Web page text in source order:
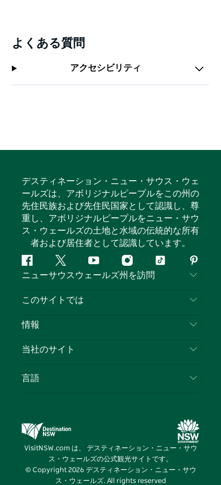
よくある質問
アクセシビリティ
デスティネーション・ニュー・サウス・ウェ
ールズは、アボリジナルピープルをこの州の
先住民族および先住民国家として認識し、尊
重し、アボリジナルピープルをニュー・サウ
ス・ウェールズの土地と水域の伝統的な所有
者および居住者として認識しています。
フ
ェ
ス
ッ
ツ
イ
タ
ユ
ー
イ
ン
テ
ピ
ン
レ
ト
ニューサウスウェールズ州を訪問
お問い合わせ
クッキーに関する通知
このサイトでは
目的地
イベント
情報
旅行情報
NSWでのビジネス
当社のサイト
デスティネーション・ニュー・サウス・ウェール
ズメディアセンター
ビビッド・シドニー
言語
VisitNSW.com は、 デスティネーション・ニュー・サウ
ス・ウェールズの公式観光サイトです。
© Copyright 2026 デスティネーション・ニュー・サウ
ス・ウェールズ. All rights reserved